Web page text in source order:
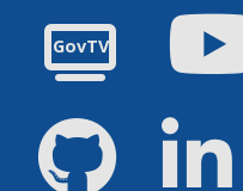
GovTV
GitHub